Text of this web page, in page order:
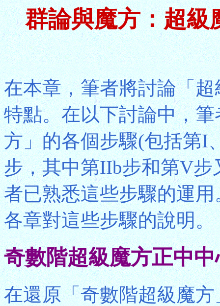
群論與魔方：超級
在本章，筆者將討論「
特點。在以下討論中，
方」的各個步驟(包括第
步，其中第IIb步和第V
者已熟悉這些步驟的運
各章對這些步驟的說明。
奇數階超級魔方正中
在還原「奇數階超級魔